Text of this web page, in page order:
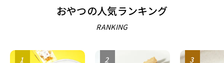
おやつの人気ランキング
RANKING